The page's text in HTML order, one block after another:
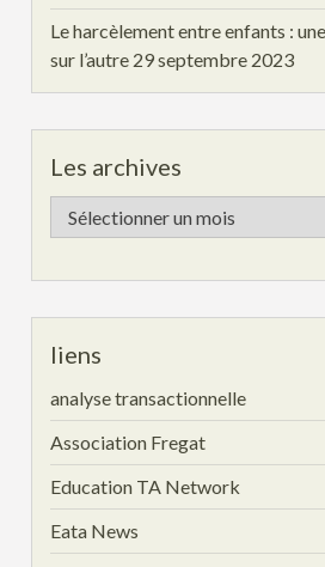
Le harcèlement entre enfants :
sur l’autre 29 septembre 2023
Les archives
Les
archives
liens
analyse transactionnelle
Association Fregat
Education TA Network
Eata News